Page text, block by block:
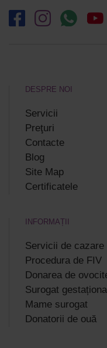
DESPRE NOI
Servicii
Preţuri
Contacte
Blog
Site Map
Certificatele
INFORMAȚII
Servicii de cazare
Procedura de FIV
Donarea de
Surogat
Mame surogat
Donatorii de ouă